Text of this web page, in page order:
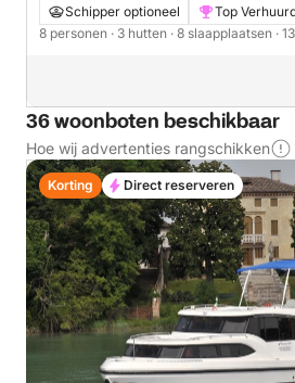
Schipper optioneel Top
8 personen · 3 hutten · 8 slaapplaatsen ·
36 woonboten beschikbaar
Hoe wij advertenties rangschikken
Korting Direct reserveren